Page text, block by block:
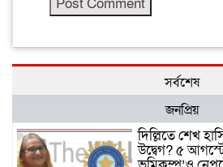
সর্বশেষ
জনপ্রিয়
দিল্লিতে শেখ
উদ্বেগ? ৫